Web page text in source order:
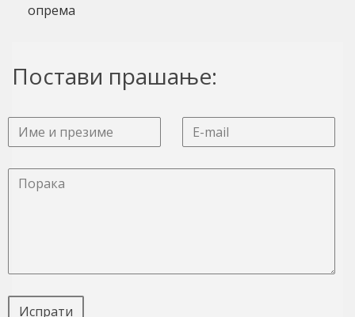
опрема
Постави прашање:
Испрати